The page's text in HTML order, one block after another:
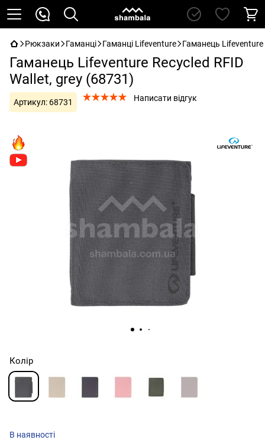
Рюкзаки Гаманці Гаманці Lifeventure Гаманець Lifeventure
Гаманець Lifeventure Recycled RFID
Wallet, grey (68731)
Артикул: 68731 Написати відгук
Колір
В наявності